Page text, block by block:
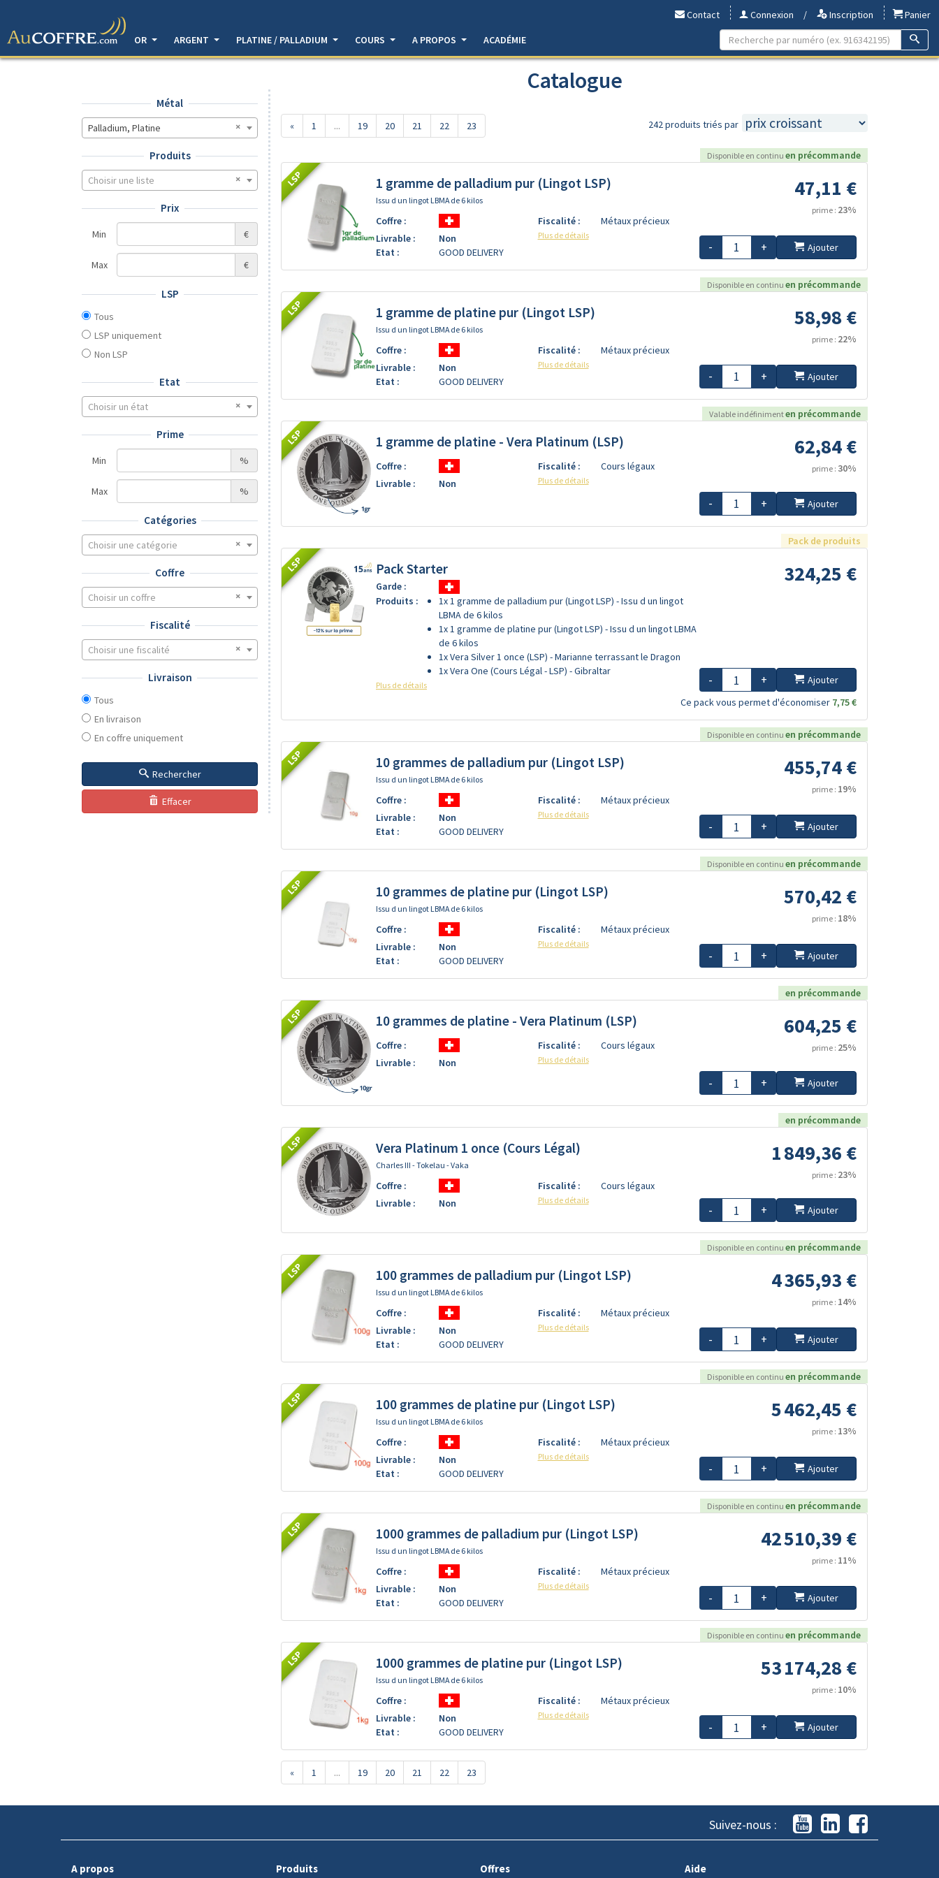
Contact Connexion / Inscription
Panier
OR
ARGENT PLATINE / PALLADIUM COURS A PROPOS ACADÉMIE
Métal
Palladium, Platine
Produits
Choisir une liste
Prix
Min €
Max €
LSP
Tous
LSP uniquement
Non LSP
Etat
Choisir un état
Prime
Min %
Max %
Catégories
Choisir une catégorie
Coffre
Choisir un coffre
Fiscalité
Choisir une fiscalité
Livraison
Tous
En livraison
En coffre uniquement
Rechercher
Effacer
Catalogue
« 1 ... 19 20 21 22 23 242 produits triés par
Disponible en continu en précommande
LSP 1 gramme de palladium pur (Lingot LSP)
Issu d un lingot LBMA de 6 kilos
Coffre :
Livrable :
Non
Etat :
GOOD DELIVERY
Fiscalité : Métaux précieux
Plus de détails
47,11 €
prime : 23%
- + Ajouter
Disponible en continu en précommande
LSP 1 gramme de platine pur (Lingot LSP)
Issu d un lingot LBMA de 6 kilos
Coffre :
Livrable :
Non
Etat :
GOOD DELIVERY
Fiscalité : Métaux précieux
Plus de détails
58,98 €
prime : 22%
- + Ajouter
Valable indéfinimenten précommande
LSP 1 gramme de platine - Vera Platinum (LSP)
Coffre :
Livrable :
Non
Fiscalité : Cours légaux
Plus de détails
62,84 €
prime : 30%
- + Ajouter
Pack de produits
LSP Pack Starter
Garde :
Produits :
1x 1 gramme de palladium pur (Lingot LSP) - Issu d un lingot
LBMA de 6 kilos
1x 1 gramme de platine pur (Lingot LSP) - Issu d un lingot LBMA
de 6 kilos
1x Vera Silver 1 once (LSP) - Marianne terrassant le Dragon
1x Vera One (Cours Légal - LSP) - Gibraltar
Plus de détails
324,25 €
- +
Ajouter
Ce pack vous permet d'économiser 7,75 €
Disponible en continu en précommande
LSP 10 grammes de palladium pur (Lingot LSP)
Issu d un lingot LBMA de 6 kilos
Coffre :
Livrable :
Non
Etat :
GOOD DELIVERY
Fiscalité : Métaux précieux
Plus de détails
455,74 €
prime : 19%
- + Ajouter
Disponible en continu en précommande
LSP 10 grammes de platine pur (Lingot LSP)
Issu d un lingot LBMA de 6 kilos
Coffre :
Livrable :
Non
Etat :
GOOD DELIVERY
Fiscalité : Métaux précieux
Plus de détails
570,42 €
prime : 18%
- + Ajouter
en précommande
LSP 10 grammes de platine - Vera Platinum (LSP)
Coffre :
Livrable :
Non
Fiscalité : Cours légaux
Plus de détails
604,25 €
prime : 25%
- + Ajouter
en précommande
LSP Vera Platinum 1 once (Cours Légal)
Charles III - Tokelau - Vaka
Coffre :
Livrable :
Non
Fiscalité : Cours légaux
Plus de détails
1 849,36 €
prime : 23%
- + Ajouter
Disponible en continu en précommande
LSP 100 grammes de palladium pur (Lingot LSP)
Issu d un lingot LBMA de 6 kilos
Coffre :
Livrable :
Non
Etat :
GOOD DELIVERY
Fiscalité : Métaux précieux
Plus de détails
4 365,93 €
prime : 14%
- + Ajouter
Disponible en continu en précommande
LSP 100 grammes de platine pur (Lingot LSP)
Issu d un lingot LBMA de 6 kilos
Coffre :
Livrable :
Non
Etat :
GOOD DELIVERY
Fiscalité : Métaux précieux
Plus de détails
5 462,45 €
prime : 13%
- + Ajouter
Disponible en continu en précommande
LSP 1000 grammes de palladium pur (Lingot LSP)
Issu d un lingot LBMA de 6 kilos
Coffre :
Livrable :
Non
Etat :
GOOD DELIVERY
Fiscalité : Métaux précieux
Plus de détails
42 510,39 €
prime : 11%
- + Ajouter
Disponible en continu en précommande
LSP 1000 grammes de platine pur (Lingot LSP)
Issu d un lingot LBMA de 6 kilos
Coffre :
Livrable :
Non
Etat :
GOOD DELIVERY
Fiscalité : Métaux précieux
Plus de détails
53 174,28 €
prime : 10%
- + Ajouter
« 1 ... 19 20 21 22 23
Suivez-nous :
A propos Produits Offres Aide